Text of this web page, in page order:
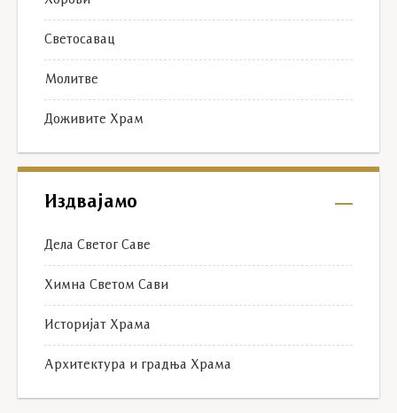
Светосавац
Молитве
Доживите Храм
Издвајамо
Дела Светог Саве
Химна Светом Сави
Историјат Храма
Архитектура и градња Храма